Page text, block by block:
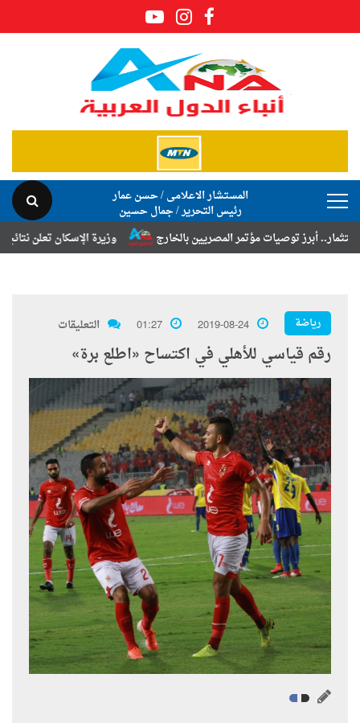
المستشار الاعلامى / حسن عمار
رئيس التحرير / جمال حسين
وزيرة الإسكان تعلن نتائج قرعة
توصيات مؤتمر المصريين بالخارج
رياضة 2019-08-24
01:27 التعليقات
رقم قياسي للأهلي في اكتساح «اطلع برة»